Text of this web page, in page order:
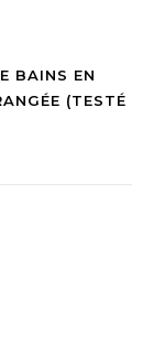
BAINS EN
(TESTÉ